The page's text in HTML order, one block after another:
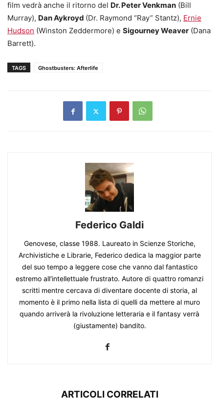
film vedrà anche il ritorno del Dr. Peter Venkman (Bill
Murray), Dan Aykroyd (Dr. Raymond “Ray” Stantz), Ernie
Hudson (Winston Zeddermore) e Sigourney Weaver (Dana
Barrett).
TAGS Ghostbusters: Afterlife
Federico Galdi
Genovese, classe 1988. Laureato in Scienze Storiche,
Archivistiche e Librarie, Federico dedica la maggior parte
del suo tempo a leggere cose che vanno dal fantastico
estremo all'intellettuale frustrato. Autore di quattro romanzi
scritti mentre cercava di diventare docente di storia, al
momento è il primo nella lista di quelli da mettere al muro
quando arriverà la rivoluzione letteraria e il fantasy verrà
(giustamente) bandito.
ARTICOLI CORRELATI